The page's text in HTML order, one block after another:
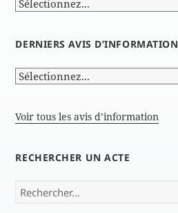
DERNIERS AVIS D’INFORMATION
Voir tous les avis d’information
RECHERCHER UN ACTE
Rechercher :